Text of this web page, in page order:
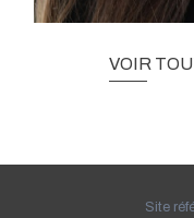
VOIR
Site